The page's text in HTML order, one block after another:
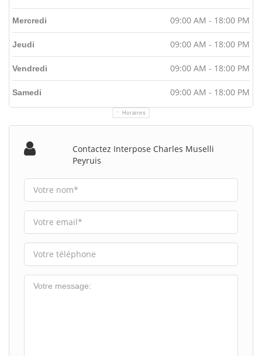
Horaires
Mercredi 09:00 AM - 18:00 PM
Jeudi 09:00 AM - 18:00 PM
Vendredi 09:00 AM - 18:00 PM
Samedi 09:00 AM - 18:00 PM
Contactez Interpose Charles Muselli
Peyruis